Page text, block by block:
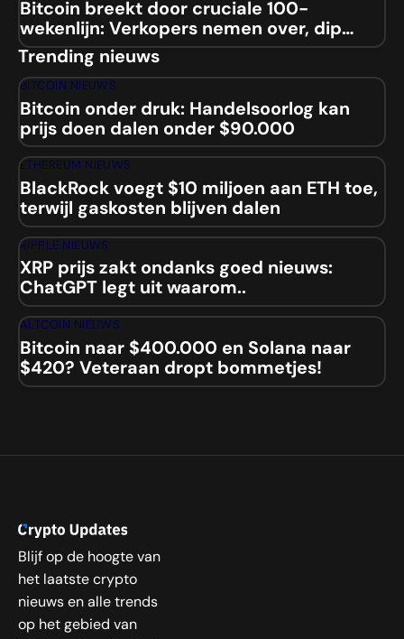
Bitcoin breekt door cruciale 100-
wekenlijn: Verkopers nemen over, dip
naar $84.000 aanstaande?
Trending nieuws
BITCOIN NIEUWS
Bitcoin onder druk: Handelsoorlog kan
prijs doen dalen onder $90.000
ETHEREUM NIEUWS
BlackRock voegt $10 miljoen aan ETH toe,
terwijl gaskosten blijven dalen
RIPPLE NIEUWS
XRP prijs zakt ondanks goed nieuws:
ChatGPT legt uit waarom..
ALTCOIN NIEUWS
Bitcoin naar $400.000 en Solana naar
$420? Veteraan dropt bommetjes!
Blijf op de hoogte van
het laatste crypto
nieuws en alle trends
op het gebied van